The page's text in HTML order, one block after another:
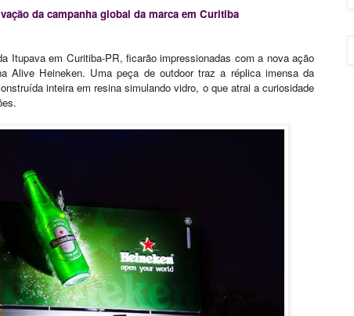
da campanha global da marca em Curitiba
Itupava em Curitiba-PR, ficarão impressionadas com a nova ação
Alive Heineken. Uma peça de outdoor traz a réplica imensa da
inteira em resina simulando vidro, o que atrai a curiosidade